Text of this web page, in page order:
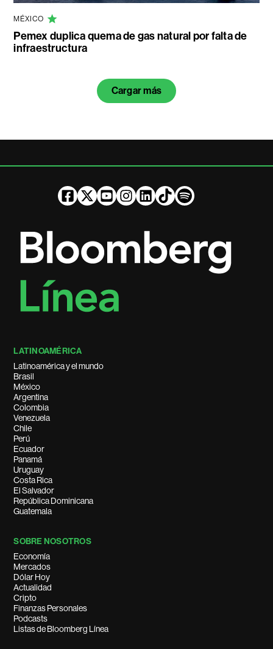
MÉXICO
Pemex duplica quema de gas natural por falta de
infraestructura
Cargar más
LATINOAMÉRICA
Latinoamérica y el mundo
Brasil
México
Argentina
Colombia
Venezuela
Chile
Perú
Ecuador
Panamá
Uruguay
Costa Rica
El Salvador
República Dominicana
Guatemala
SOBRE NOSOTROS
Economía
Mercados
Dólar Hoy
Actualidad
Cripto
Finanzas Personales
Podcasts
Listas de Bloomberg Línea